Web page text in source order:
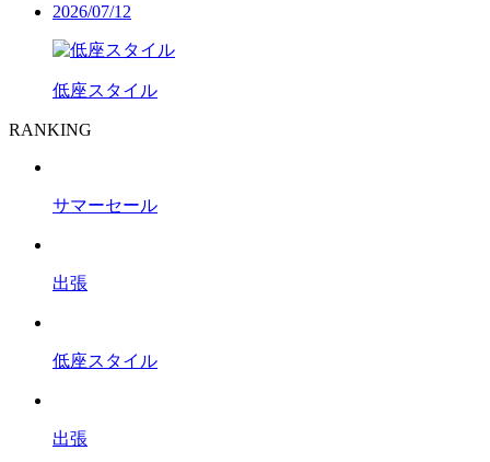
2026/07/12
低座スタイル
RANKING
サマーセール
出張
低座スタイル
出張